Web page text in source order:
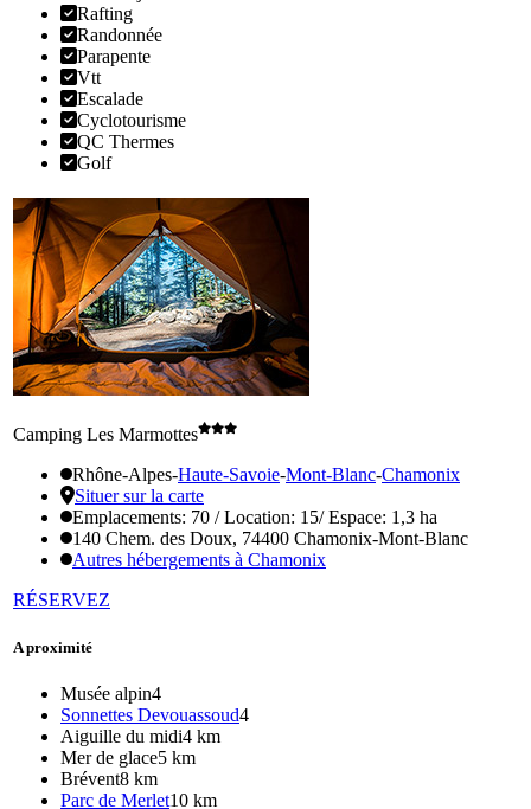
Rafting
Randonnée
Parapente
Vtt
Escalade
Cyclotourisme
QC Thermes
Golf
Camping Les Marmottes
Rhône-Alpes-Haute-Savoie-Mont-Blanc-Chamonix
Situer sur la carte
Emplacements: 70 / Location: 15/ Espace: 1,3 ha
140 Chem. des Doux, 74400 Chamonix-Mont-Blanc
Autres hébergements à Chamonix
RÉSERVEZ
A proximité
Musée alpin4
Sonnettes Devouassoud4
Aiguille du midi4 km
Mer de glace5 km
Brévent8 km
Parc de Merlet10 km